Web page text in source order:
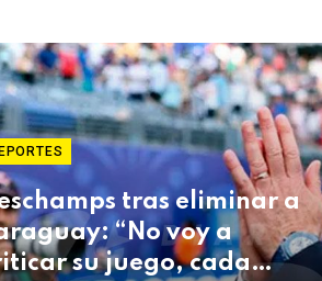
tras eliminar a
“No voy a
su juego, cada